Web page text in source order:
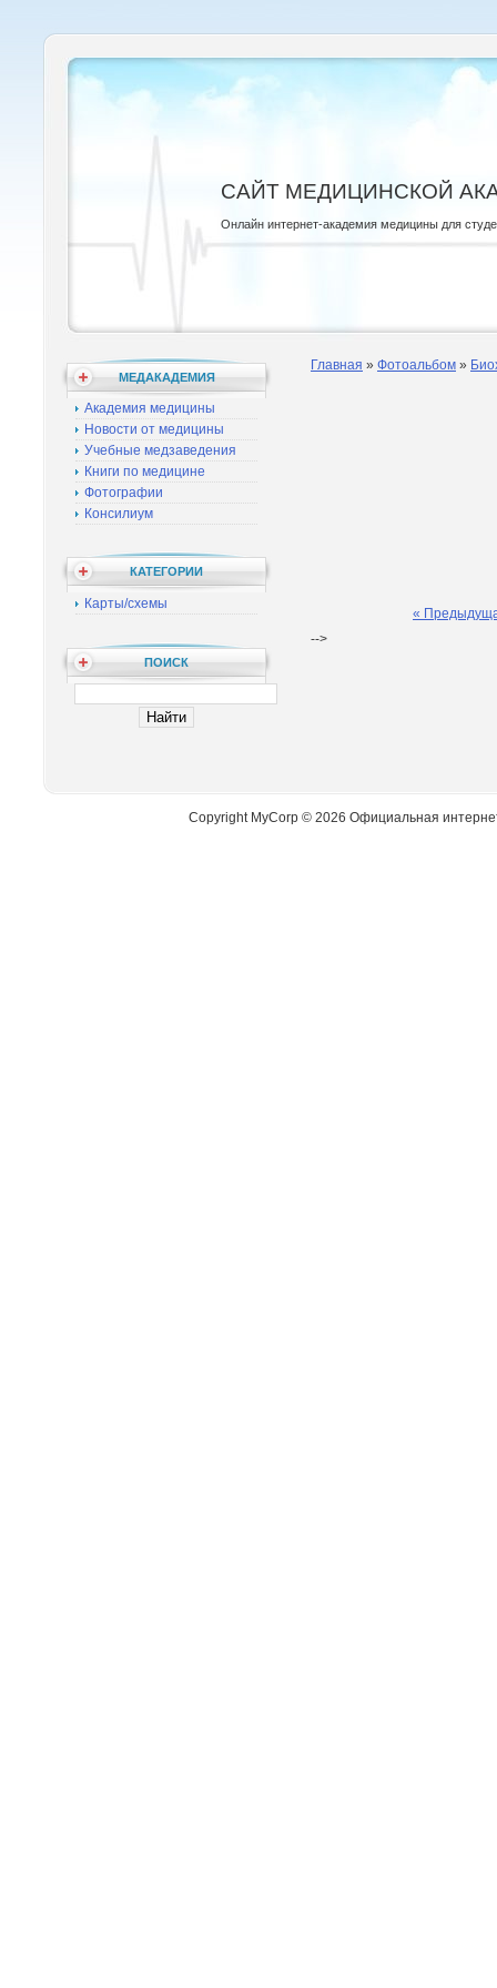
САЙТ МЕДИЦИНСКОЙ
Онлайн интернет-академия медицины для
МЕДАКАДЕМИЯ
Академия медицины
Новости от медицины
Учебные медзаведения
Книги по медицине
Фотографии
Консилиум
КАТЕГОРИИ
Карты/схемы
ПОИСК
Главная » Фотоальбом »
«
-->
Copyright MyCorp © 2026 Официальная